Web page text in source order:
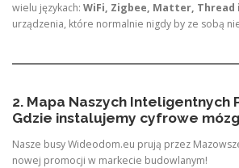
wielu językach: WiFi, Zigbee, Matter,
urządzenia, które normalnie nigdy by ze sobą
2. Mapa Naszych Inteligentnych
Gdzie instalujemy cyfrowe
Nasze busy Wideodom.eu prują przez
nowej promocji w markecie budowlanym!